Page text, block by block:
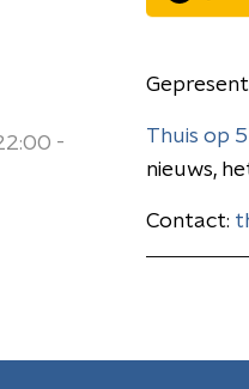
-
Thuis op 5
nieuws,
Contact: